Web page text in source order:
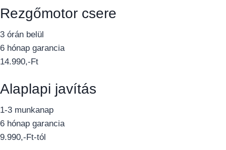
Rezgőmotor csere
3 órán belül
6 hónap garancia
14.990,-Ft
Alaplapi javítás
1-3 munkanap
6 hónap garancia
9.990,-Ft-tól